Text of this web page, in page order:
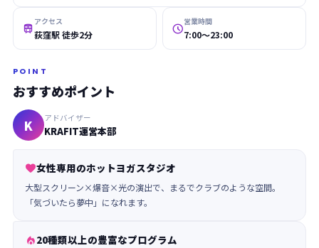
 アクセス
荻窪駅 徒歩2分 営業時間
7:00〜23:00
POINT
おすすめポイント
K アドバイザー
KRAFIT運営本部
女性専用のホットヨガスタジオ
大型スクリーン×爆音×光の演出で、まるでクラブのような空間。
「気づいたら夢中」になれます。
20種類以上の豊富なプログラム